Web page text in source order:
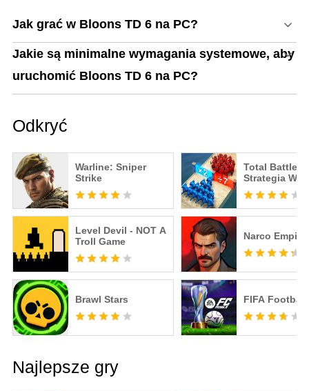
Jak grać w Bloons TD 6 na PC?
Jakie są minimalne wymagania systemowe, aby
uruchomić Bloons TD 6 na PC?
Odkryć
Warline: Sniper
Strike
Total Battle
Strategia
Level Devil - NOT A
Troll Game
Narco Empire
Brawl Stars FIFA Football
Najlepsze gry